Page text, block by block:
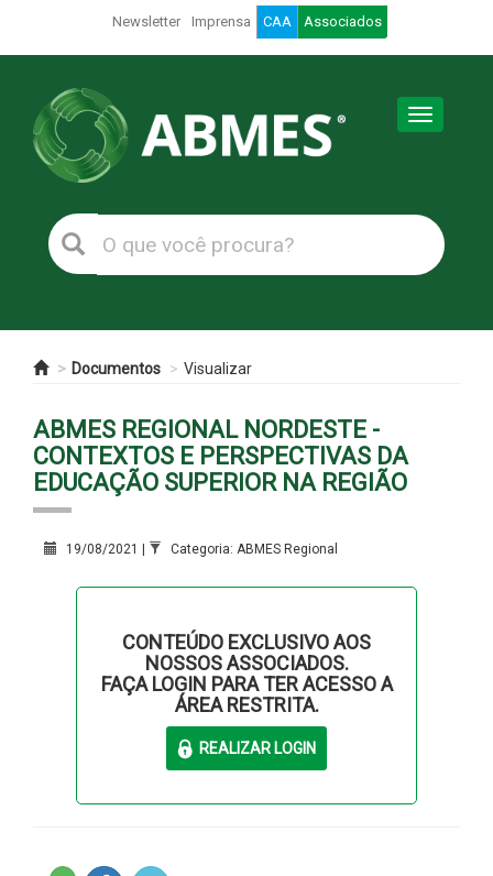
Newsletter Imprensa CAA Associados
Toggle
Documentos Visualizar
ABMES REGIONAL NORDESTE -
CONTEXTOS E PERSPECTIVAS DA
EDUCAÇÃO SUPERIOR NA REGIÃO
19/08/2021 | Categoria: ABMES Regional
CONTEÚDO EXCLUSIVO AOS
NOSSOS ASSOCIADOS.
FAÇA LOGIN PARA TER ACESSO A
ÁREA RESTRITA.